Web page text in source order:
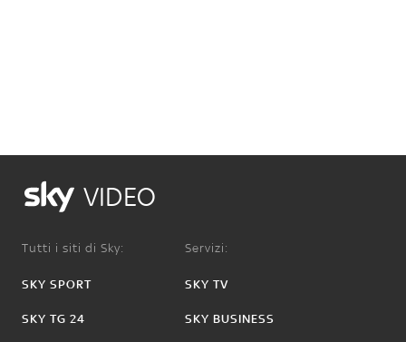
VIDEO
Tutti i siti di Sky:
SKY SPORT
SKY TG 24
Servizi:
SKY TV
SKY BUSINESS